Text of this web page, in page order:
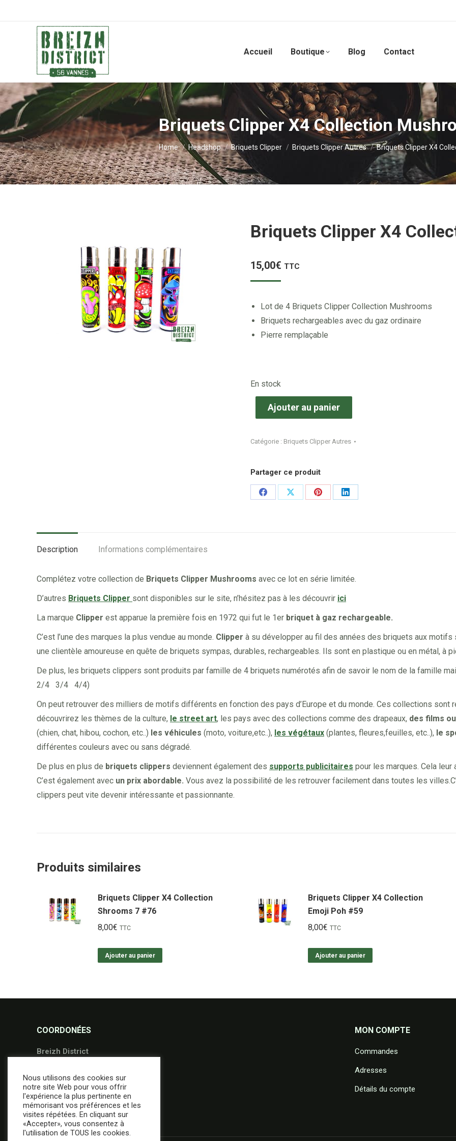
Accueil Boutique Blog Contact
Briquets Clipper X4 Collection
You are here:
Home Headshop Briquets Clipper Briquets Clipper Autres Briquets Clipper X4
Briquets Clipper X4
15,00€ TTC
Lot de 4 Briquets Clipper Collection Mushrooms
Briquets rechargeables avec du gaz ordinaire
Pierre remplaçable
En stock
Ajouter au panier
Catégorie : Briquets Clipper Autres
Partager ce produit
Share
Share
Share
Share
Description Informations complémentaires
Complétez votre collection de Briquets Clipper Mushrooms avec ce lot en série limitée.
D’autres Briquets Clipper sont disponibles sur le site, n’hésitez pas à les découvrir ici
La marque Clipper est apparue la première fois en 1972 qui fut le 1er briquet à gaz rechargeable.
C’est l’une des marques la plus vendue au monde. Clipper à su développer au fil des années des briquets aux
une clientèle amoureuse en quête de briquets sympas, durables, rechargeables. Ils sont en plastique ou en métal, à
De plus, les briquets clippers sont produits par famille de 4 briquets numérotés afin de savoir le nom de la famille
2/4 3/4 4/4)
On peut retrouver des milliers de motifs différents en fonction des pays d’Europe et du monde. Ces collections sont
découvrirez les thèmes de la culture, le street art, les pays avec des collections comme des drapeaux, des films
(chien, chat, hibou, cochon, etc..) les véhicules (moto, voiture,etc..), les végétaux (plantes, fleures,feuilles, etc..), le
différentes couleurs avec ou sans dégradé.
De plus en plus de briquets clippers deviennent également des supports publicitaires pour les marques. Cela
C’est également avec un prix abordable. Vous avez la possibilité de les retrouver facilement dans toutes les
clippers peut vite devenir intéressante et passionnante.
Produits similaires
Briquets Clipper X4 Collection
Shrooms 7 #76
8,00€ TTC
Ajouter au panier
Briquets Clipper X4 Collection
Emoji Poh #59
8,00€ TTC
Ajouter au panier
COORDONÉES
Breizh District
56000 Vannes
02.97.49.95.09
contact@breizh-district.com
MON COMPTE
Commandes
Adresses
Détails du compte
Nous utilisons des cookies sur
notre site Web pour vous offrir
l'expérience la plus pertinente en
mémorisant vos préférences et les
visites répétées. En cliquant sur
«Accepter», vous consentez à
l'utilisation de TOUS les cookies.